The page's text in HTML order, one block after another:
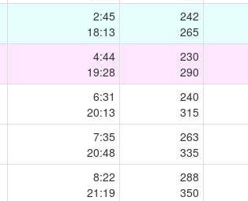
2:45
18:13
242
265
4:44
19:28
230
290
6:31
20:13
240
315
7:35
20:48
263
335
8:22
21:19
288
350